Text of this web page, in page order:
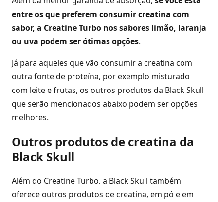
entre os que preferem consumir creatina com
sabor, a Creatine Turbo nos sabores limão, laranja
ou uva podem ser ótimas opções.
Já para aqueles que vão consumir a creatina com
outra fonte de proteína, por exemplo misturado
com leite e frutas, os outros produtos da Black Skull
que serão mencionados abaixo podem ser opções
melhores.
Outros produtos de creatina da
Black Skull
Além do Creatine Turbo, a Black Skull também
oferece outros produtos de creatina, em pó e em